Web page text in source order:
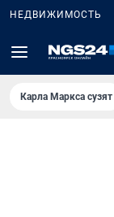
НЕДВИЖИМОСТЬ
Карла Маркса сузят